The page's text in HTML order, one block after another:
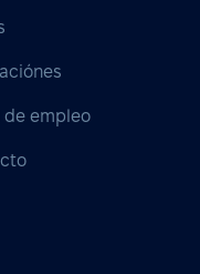
de empleo